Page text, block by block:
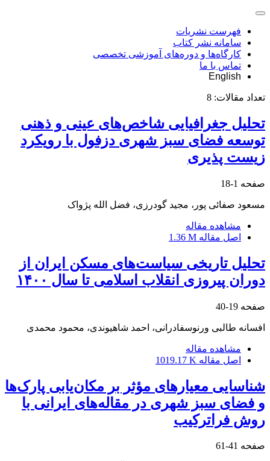
فهرست نشریات
سامانه نشر کتاب
کارگاه‌ها و دوره‌های آموزشی تخصصی
تماس با ما
English
تعداد مقالات: 8
تحلیل جغرافیایی شاخص‌های عینی و ذهنی
توسعه فضای سبز شهری دزفول با رویکرد
زیست پذیری
صفحه 1-18
مسعود صفائی پور، مجید گودرزی، فضل الله پژواک
مشاهده مقاله
اصل مقاله 1.36 M
تحلیل تاریخی سیاست‌های مسکن ایران از
دوران پیروزی انقلاب اسلامی تا سال ۱۴۰۰
صفحه 19-40
افسانه طالبی ورنوسفادرانی، احمد شاهیوندی، محمود محمدی
مشاهده مقاله
اصل مقاله 1019.17 K
شناسایی معیارهای مؤثر بر مکان‌یابی پارک‌ها
و فضای سبز شهری در مقاله‌های ایرانی با
روش فراترکیب
صفحه 41-61